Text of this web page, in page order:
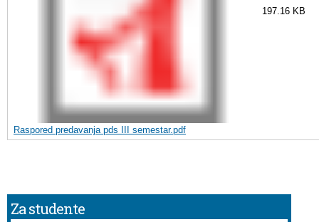
Raspored predavanja pds III semestar.pdf
197.16 KB
Za studente